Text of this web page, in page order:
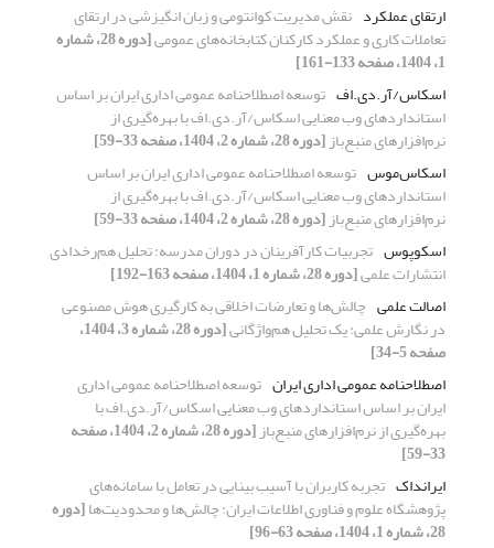
ارتقای عملکرد نقش مدیریت کوانتومی و زبان انگیزشی در ارتقای
تعاملات کاری و عملکرد کارکنان کتابخانه‌های عمومی [دوره 28، شماره
1، 1404، صفحه 133-161]
اسکاس/آر.دی.اف توسعه اصطلاحنامه‌ عمومی اداری ایران بر اساس
استانداردهای وب معنایی اسکاس/آر.دی.اف با بهره‌گیری از
نرم‌افزارهای منبع‌باز[دوره 28، شماره 2، 1404، صفحه 33-59]
اسکاس‌موس توسعه اصطلاحنامه‌ عمومی اداری ایران بر اساس
استانداردهای وب معنایی اسکاس/آر.دی.اف با بهره‌گیری از
نرم‌افزارهای منبع‌باز[دوره 28، شماره 2، 1404، صفحه 33-59]
اسکوپوس تجربیات کارآفرینان در دوران مدرسه: تحلیل هم‌رخدادی
انتشارات علمی[دوره 28، شماره 1، 1404، صفحه 163-192]
اصالت علمی چالش‌ها و تعارضات اخلاقی به‌ کارگیری هوش مصنوعی
در نگارش علمی: یک تحلیل هم‌واژگانی [دوره 28، شماره 3، 1404،
صفحه 5-34]
اصطلاحنامه عمومی اداری ایران توسعه اصطلاحنامه‌ عمومی اداری
ایران بر اساس استانداردهای وب معنایی اسکاس/آر.دی.اف با
بهره‌گیری از نرم‌افزارهای منبع‌باز [دوره 28، شماره 2، 1404، صفحه
33-59]
ایرانداک تجربه کاربران با آسیب بینایی در تعامل با سامانه‌های
پژوهشگاه علوم و فناوری اطلاعات ایران: چالش‌ها و محدودیت‌ها[دوره
28، شماره 1، 1404، صفحه 63-96]